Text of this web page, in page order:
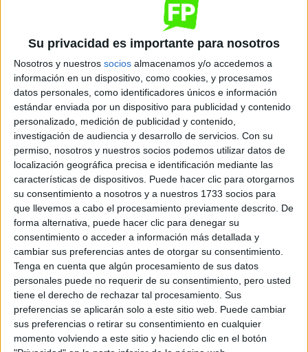
Su privacidad es importante para nosotros
Nosotros y nuestros socios almacenamos y/o accedemos a
información en un dispositivo, como cookies, y procesamos
datos personales, como identificadores únicos e información
estándar enviada por un dispositivo para publicidad y contenido
personalizado, medición de publicidad y contenido,
investigación de audiencia y desarrollo de servicios. Con su
permiso, nosotros y nuestros socios podemos utilizar datos de
localización geográfica precisa e identificación mediante las
características de dispositivos. Puede hacer clic para otorgarnos
su consentimiento a nosotros y a nuestros 1733 socios para
que llevemos a cabo el procesamiento previamente descrito. De
forma alternativa, puede hacer clic para denegar su
consentimiento o acceder a información más detallada y
cambiar sus preferencias antes de otorgar su consentimiento.
Tenga en cuenta que algún procesamiento de sus datos
personales puede no requerir de su consentimiento, pero usted
tiene el derecho de rechazar tal procesamiento. Sus
preferencias se aplicarán solo a este sitio web. Puede cambiar
sus preferencias o retirar su consentimiento en cualquier
momento volviendo a este sitio y haciendo clic en el botón
Moreno Mendoza, s/n
11408 Jerez de la Frontera, Cádiz
+
-
| OSM Mapnik
Explora más
¿No es exactamente lo que buscas? Estas son las
alternativas más relevantes.